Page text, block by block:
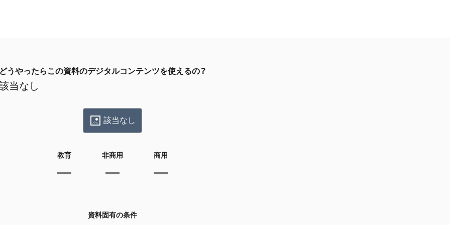
どうやったらこの資料のデジタルコンテンツを使えるの？
当なし
該当なし
教育 非商用 商用
資料固有の条件